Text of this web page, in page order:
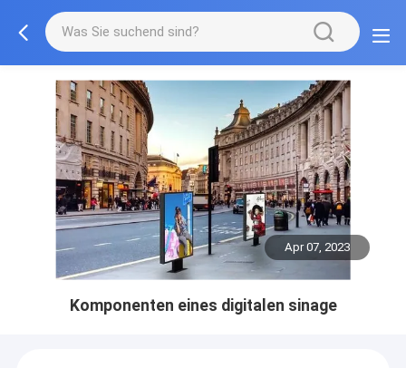
Apr 07, 2023
Komponenten eines digitalen sinage